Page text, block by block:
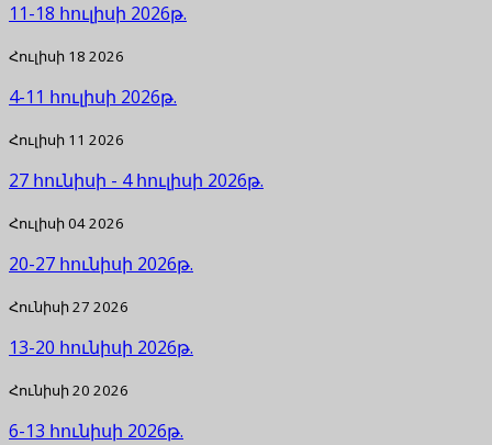
11-18 հուլիսի 2026թ.
Հուլիսի 18 2026
4-11 հուլիսի 2026թ.
Հուլիսի 11 2026
27 հունիսի - 4 հուլիսի 2026թ.
Հուլիսի 04 2026
20-27 հունիսի 2026թ.
Հունիսի 27 2026
13-20 հունիսի 2026թ.
Հունիսի 20 2026
6-13 հունիսի 2026թ.